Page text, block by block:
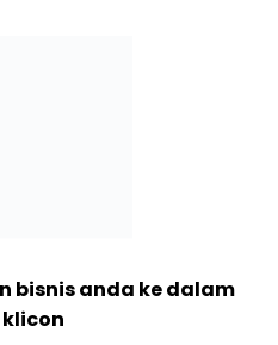
bisnis anda ke dalam